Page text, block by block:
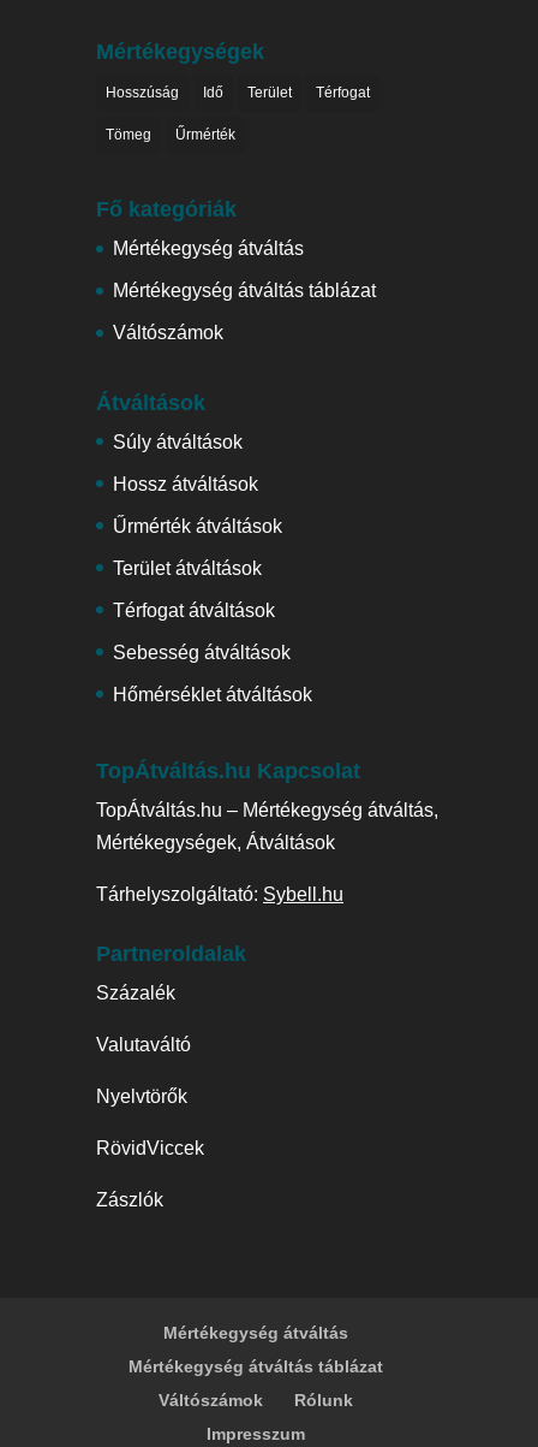
Mértékegységek
Hosszúság Idő Terület Térfogat
Tömeg Űrmérték
Fő kategóriák
Mértékegység átváltás
Mértékegység átváltás táblázat
Váltószámok
Átváltások
Súly átváltások
Hossz átváltások
Űrmérték átváltások
Terület átváltások
Térfogat átváltások
Sebesség átváltások
Hőmérséklet átváltások
TopÁtváltás.hu Kapcsolat
TopÁtváltás.hu – Mértékegység átváltás,
Mértékegységek, Átváltások
Tárhelyszolgáltató: Sybell.hu
Partneroldalak
Százalék
Valutaváltó
Nyelvtörők
RövidViccek
Zászlók
Mértékegység átváltás
Mértékegység átváltás táblázat
Váltószámok
Rólunk
Impresszum